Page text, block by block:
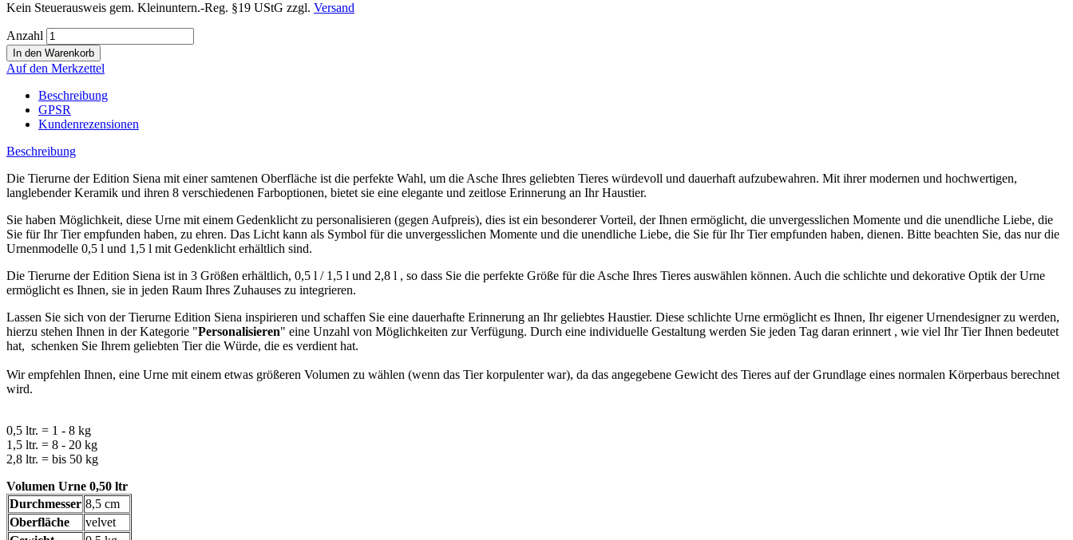
Kein Steuerausweis gem. Kleinuntern.-Reg. §19 UStG zzgl. Versand
Anzahl
Auf den Merkzettel
Beschreibung
GPSR
Kundenrezensionen
Beschreibung
Die Tierurne der Edition Siena mit einer samtenen Oberfläche ist die perfekte Wahl, um die Asche Ihres geliebten Tieres würdevoll und dauerhaft aufzubewahren. Mit ihrer modernen und hochwertigen,
langlebender Keramik und ihren 8 verschiedenen Farboptionen, bietet sie eine elegante und zeitlose Erinnerung an Ihr Haustier.
Sie haben Möglichkeit, diese Urne mit einem Gedenklicht zu personalisieren (gegen Aufpreis), dies ist ein besonderer Vorteil, der Ihnen ermöglicht, die unvergesslichen Momente und die unendliche Liebe, die
Sie für Ihr Tier empfunden haben, zu ehren. Das Licht kann als Symbol für die unvergesslichen Momente und die unendliche Liebe, die Sie für Ihr Tier empfunden haben, dienen. Bitte beachten Sie, das nur die
Urnenmodelle 0,5 l und 1,5 l mit Gedenklicht erhältlich sind.
Die Tierurne der Edition Siena ist in 3 Größen erhältlich, 0,5 l / 1,5 l und 2,8 l , so dass Sie die perfekte Größe für die Asche Ihres Tieres auswählen können. Auch die schlichte und dekorative Optik der Urne
ermöglicht es Ihnen, sie in jeden Raum Ihres Zuhauses zu integrieren.
Lassen Sie sich von der Tierurne Edition Siena inspirieren und schaffen Sie eine dauerhafte Erinnerung an Ihr geliebtes Haustier. Diese schlichte Urne ermöglicht es Ihnen, Ihr eigener Urnendesigner zu werden,
hierzu stehen Ihnen in der Kategorie "Personalisieren" eine Unzahl von Möglichkeiten zur Verfügung. Durch eine individuelle Gestaltung werden Sie jeden Tag daran erinnert , wie viel Ihr Tier Ihnen bedeutet
hat, schenken Sie Ihrem geliebten Tier die Würde, die es verdient hat.
Wir empfehlen Ihnen, eine Urne mit einem etwas größeren Volumen zu wählen (wenn das Tier korpulenter war), da das angegebene Gewicht des Tieres auf der Grundlage eines normalen Körperbaus berechnet
wird.
0,5 ltr. = 1 - 8 kg
1,5 ltr. = 8 - 20 kg
2,8 ltr. = bis 50 kg
Volumen Urne 0,50 ltr
Durchmesser 8,5 cm
Oberfläche
velvet